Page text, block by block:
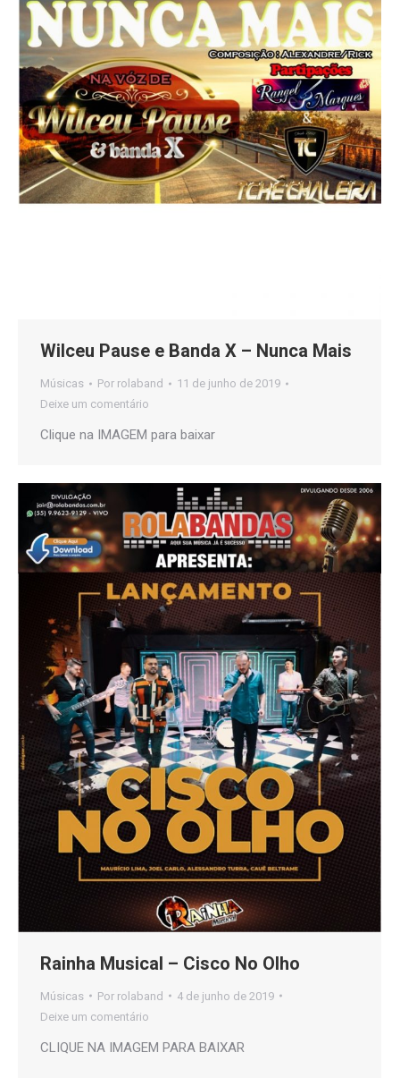
Wilceu Pause e Banda X – Nunca Mais
Músicas Por rolaband
11 de junho de 2019
Deixe um comentário
Clique na IMAGEM para baixar
Rainha Musical – Cisco No Olho
Músicas Por rolaband
4 de junho de 2019
Deixe um comentário
CLIQUE NA IMAGEM PARA BAIXAR